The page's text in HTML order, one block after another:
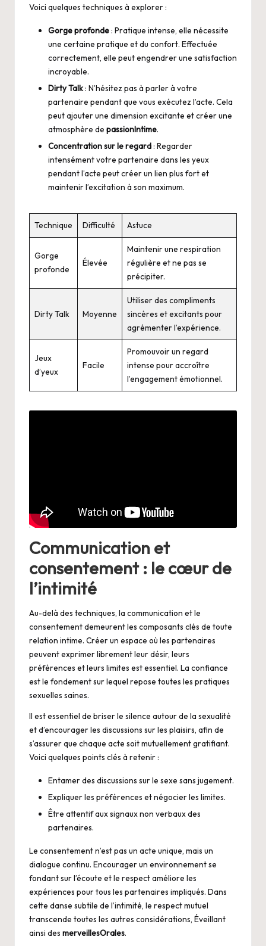
Voici quelques techniques à explorer :
Gorge profonde: Pratique intense, elle nécessite
une certaine pratique et du confort. Effectuée
correctement, elle peut engendrer une satisfaction
incroyable.
Dirty Talk: N’hésitez pas à parler à votre
partenaire pendant que vous exécutez l’acte. Cela
peut ajouter une dimension excitante et créer une
atmosphère de passionIntime.
Concentration sur le regard: Regarder
intensément votre partenaire dans les yeux
pendant l’acte peut créer un lien plus fort et
maintenir l’excitation à son maximum.
Technique Difficulté Astuce
Gorge
profonde
Élevée
Maintenir une respiration
régulière et ne pas se
précipiter.
Dirty Talk Moyenne
Utiliser des compliments
sincères et excitants pour
agrémenter l’expérience.
Jeux
d’yeux
Facile
Promouvoir un regard
intense pour accroître
l’engagement émotionnel.
Communication et
consentement : le cœur de
l’intimité
Au-delà des techniques, la communication et le
consentement demeurent les composants clés de toute
relation intime. Créer un espace où les partenaires
peuvent exprimer librement leur désir, leurs
préférences et leurs limites est essentiel. La confiance
est le fondement sur lequel repose toutes les pratiques
sexuelles saines.
Il est essentiel de briser le silence autour de la sexualité
et d’encourager les discussions sur les plaisirs, afin de
s’assurer que chaque acte soit mutuellement gratifiant.
Voici quelques points clés à retenir :
Entamer des discussions sur le sexe sans jugement.
Expliquer les préférences et négocier les limites.
Être attentif aux signaux non verbaux des
partenaires.
Le consentement n’est pas un acte unique, mais un
dialogue continu. Encourager un environnement se
fondant sur l’écoute et le respect améliore les
expériences pour tous les partenaires impliqués. Dans
cette danse subtile de l’intimité, le respect mutuel
transcende toutes les autres considérations, Éveillant
ainsi des merveillesOrales.